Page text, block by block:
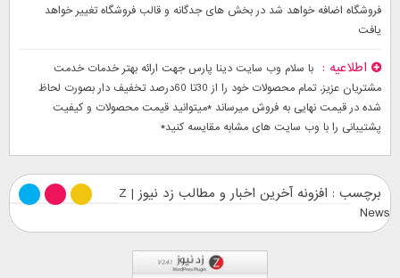
فروشگاه اضافه خواهد شد در بخش های جدگانه و قالب فروشگاه تغییر خواهد
یافت
اطلاعیه
با سلام وب سایت دینا پارس جهت ارائه بهتر خدمات خدمت
مشتریان عزیز. تمام محصولات خود را از 30تا 60درصد تخفیف دار بصورت لحاظ
شده در قیمت نهایی به فروش میرساند *میتوانید قیمت محصولات و کیفیت
پشتیبانی را با وب سایت های مشابه مقایسه کنید*
برچسب : افزونه آخرین اخبار و مطالب زد نیوز | Z
News